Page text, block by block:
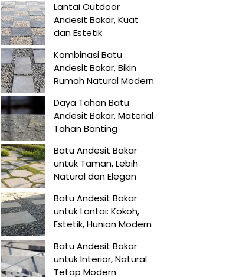
Lantai Outdoor
Andesit Bakar, Kuat
dan Estetik
Kombinasi Batu
Andesit Bakar, Bikin
Rumah Natural Modern
Daya Tahan Batu
Andesit Bakar, Material
Tahan Banting
Batu Andesit Bakar
untuk Taman, Lebih
Natural dan Elegan
Batu Andesit Bakar
untuk Lantai: Kokoh,
Estetik, Hunian Modern
Batu Andesit Bakar
untuk Interior, Natural
Tetap Modern